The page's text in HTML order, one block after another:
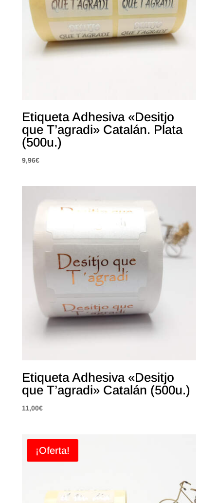
Etiqueta Adhesiva «Desitjo
que T’agradi» Catalán. Plata
(500u.)
9,96€
Etiqueta Adhesiva «Desitjo
que T’agradi» Catalán (500u.)
11,00€
¡Oferta!